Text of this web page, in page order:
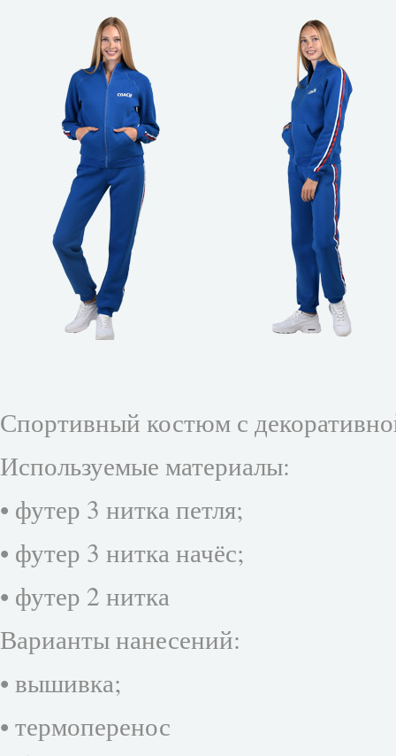
Спортивный костюм с
Используемые материалы:
• футер 3 нитка петля;
• футер 3 нитка начёс;
• футер 2 нитка
Варианты нанесений:
• вышивка;
• термоперенос